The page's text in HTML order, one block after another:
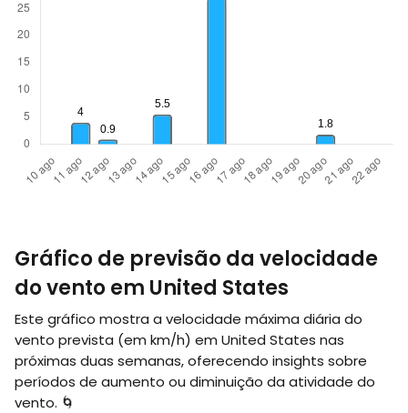
Gráfico de previsão da velocidade
do vento em United States
Este gráfico mostra a velocidade máxima diária do
vento prevista (em km/h) em United States nas
próximas duas semanas, oferecendo insights sobre
períodos de aumento ou diminuição da atividade do
vento. 🌀